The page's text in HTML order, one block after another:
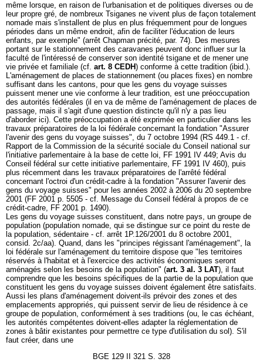
même lorsque, en raison de l'urbanisation et de politiques diverses ou de
leur propre gré, de nombreux Tsiganes ne vivent plus de façon totalement
nomade mais s'installent de plus en plus fréquemment pour de longues
périodes dans un même endroit, afin de faciliter l'éducation de leurs
enfants, par exemple" (arrêt Chapman précité, par. 74). Des mesures
portant sur le stationnement des caravanes peuvent donc influer sur la
faculté de l'intéressé de conserver son identité tsigane et de mener une
vie privée et familiale (cf. art. 8 CEDH) conforme à cette tradition (ibid.).
L'aménagement de places de stationnement (ou places fixes) en nombre
suffisant dans les cantons, pour que les gens du voyage suisses
puissent mener une vie conforme à leur tradition, est une préoccupation
des autorités fédérales (il en va de même de l'aménagement de places de
passage, mais il s'agit d'une question distincte qu'il n'y a pas lieu
d'aborder ici). Cette préoccupation a été exprimée en particulier dans les
travaux préparatoires de la loi fédérale concernant la fondation "Assurer
l'avenir des gens du voyage suisses", du 7 octobre 1994 (RS 449.1 - cf.
Rapport de la Commission de la sécurité sociale du Conseil national sur
l'initiative parlementaire à la base de cette loi, FF 1991 IV 449; Avis du
Conseil fédéral sur cette initiative parlementaire, FF 1991 IV 460), puis
plus récemment dans les travaux préparatoires de l'arrêté fédéral
concernant l'octroi d'un crédit-cadre à la fondation "Assurer l'avenir des
gens du voyage suisses" pour les années 2002 à 2006 du 20 septembre
2001 (FF 2001 p. 5505 - cf. Message du Conseil fédéral à propos de ce
crédit-cadre, FF 2001 p. 1490).
Les gens du voyage suisses constituent, dans notre pays, un groupe de
population (population nomade, qui se distingue sur ce point du reste de
la population, sédentaire - cf. arrêt 1P.126/2001 du 8 octobre 2001,
consid. 2c/aa). Quand, dans les "principes régissant l'aménagement", la
loi fédérale sur l'aménagement du territoire dispose que "les territoires
réservés à l'habitat et à l'exercice des activités économiques seront
aménagés selon les besoins de la population" (art. 3 al. 3 LAT), il faut
comprendre que les besoins spécifiques de la partie de la population que
constituent les gens du voyage suisses doivent également être satisfaits.
Aussi les plans d'aménagement doivent-ils prévoir des zones et des
emplacements appropriés, qui puissent servir de lieu de résidence à ce
groupe de population, conformément à ses traditions (ou, le cas échéant,
les autorités compétentes doivent-elles adapter la réglementation de
zones à bâtir existantes pour permettre ce type d'utilisation du sol). S'il
faut créer, dans une
BGE 129 II 321 S. 328